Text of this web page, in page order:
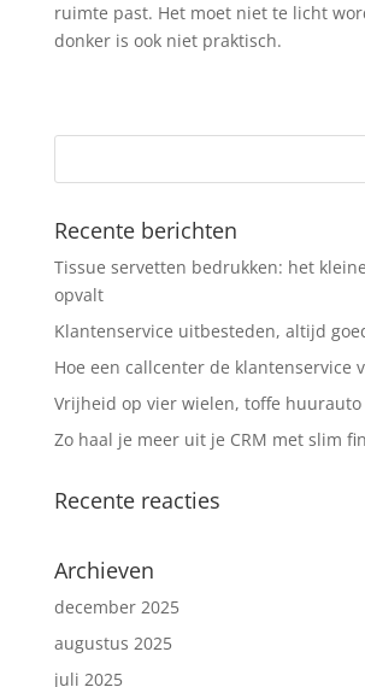
ruimte past. Het moet niet te licht
donker is ook niet praktisch.
Recente berichten
Tissue servetten bedrukken: het
opvalt
Klantenservice uitbesteden, altijd
Hoe een callcenter de klantenservice
Vrijheid op vier wielen, toffe huurauto
Zo haal je meer uit je CRM met slim
Recente reacties
Archieven
december 2025
augustus 2025
juli 2025